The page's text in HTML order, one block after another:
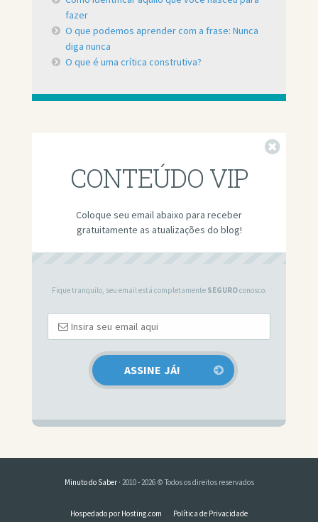
fazer
O que podemos aprender com a frase: Nunca
diga nunca
O que é uma crítica construtiva?
CONTEÚDO VIP
Coloque seu email abaixo para receber
gratuitamente as atualizações do blog!
Fique tranquilo, seu email está completamente SEGUROconosco.
Minuto do Saber· 2010 - 2026 © Todos os direitos reservados
Hospedado por Hosting.com Política de Privacidade